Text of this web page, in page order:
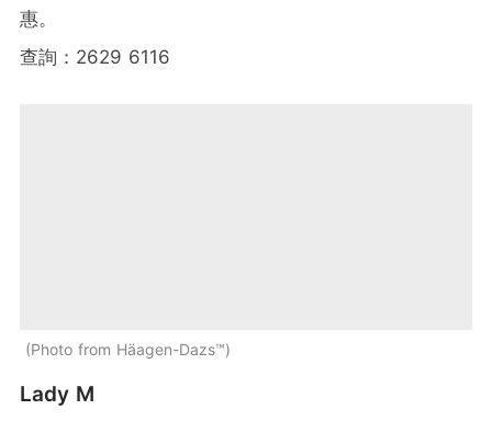
惠。
查詢：2629 6116
Photo from Häagen-Dazs™
Lady M